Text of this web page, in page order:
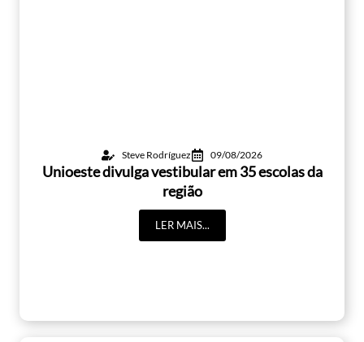
Steve Rodríguez 09/08/2026
Unioeste divulga vestibular em 35 escolas da
região
LER MAIS...